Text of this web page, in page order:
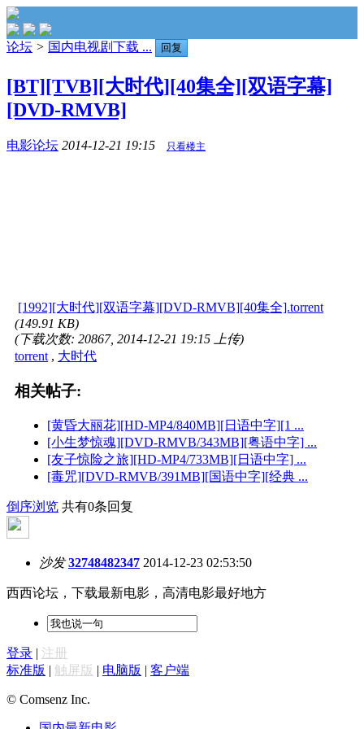
论坛 > 国内电视剧下载 ... 回复
[BT][TVB][大时代][40集全][双语字幕]
[DVD-RMVB]
电影论坛 2014-12-21 19:15 只看楼主
[1992][大时代][双语字幕][DVD-RMVB][40集全].torrent
(149.91 KB)
(下载次数: 20867, 2014-12-21 19:15 上传)
torrent , 大时代
相关帖子:
[黄昏大丽花][HD-MP4/840MB][日语中字][1 ...
[小生梦惊魂][DVD-RMVB/343MB][粤语中字] ...
[友子惊险之旅][HD-MP4/733MB][日语中字] ...
[毒咒][DVD-RMVB/391MB][国语中字][经典 ...
倒序浏览 共有0条回复
沙发 32748482347 2014-12-23 02:53:50
西西论坛，下载最新电影，高清电影最好地方
登录 | 注册
标准版 | 触屏版 | 电脑版 | 客户端
© Comsenz Inc.